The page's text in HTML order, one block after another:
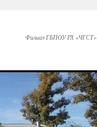
Филиал ГБПОУ РХ «ЧГСТ»